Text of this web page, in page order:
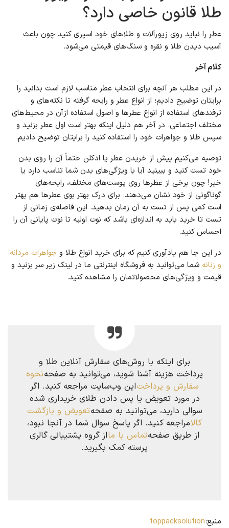
طلا قانون خاصی دارد؟
عطر را نباید روی زیورآلات و طلاهای خود اسپری کنید چون باعث
آسیب دیدن طلا و نقره و سنگ‌های قیمتی می‌شود.
کلام آخر
در این مطلب هر آنچه برای انتخاب عطر مناسب لازم است بدانید را
برایتان توضیح دادیم؛ از انواع عطر و رایحه گرفته تا نکته‌های و
ترفندهای استفاده از انواع عطرها و اصول استفاده ازآن در محیط‌های
مختلف اجتماعی. در آخر هم دلیل اینکه بهتر است اول عطر بزنید و
سپس طلا و جواهرات خود را استفاده کنید را برایتان توضیح دادیم.
توصیه می‌کنیم پیش از خریدن عطر یا ادکلن حتماً آن را روی بدن
خود تست کنید و ببینید آیا با ویژگی‌های بدن شما تناسب دارد یا
خیر! چون برخی از عطرها روی پوست‌های مختلف، رایحه‌های
گوناگونی از خود نشان می‌دهند. برای درک بهتر بوی عطرها هم بهتر
است کمی پس از تست به آن زمان بدهید. این فاصله‌ی زمانی از
تست تا خرید باید به اندازه‌ای باشد که نوت اولیه تا نوت پایانی آن را
احساس کنید.
در این جا هم یادآوری کنیم که برای خرید انواع طلا و جواهرات مردانه
و زنانه شما می‌توانید به فروشگاه اینترنتی ما در لینک زیر سر بزنید و
قیمت و ویژگی‌های محصولاتمان را مشاهده کنید.
برای اینکه با روش‌های سفارش آنلاین طلا و
پرداخت هزینه آشنا شوید، می‌توانید به صفحهنحوه
سفارش و پرداختاین وب‌سایت مراجعه کنید. اگر
در مورد تعویض یا پس دادن طلای خریداری شده
سوالی دارید، می‌توانید به صفحهتعویض و بازگشت
کالامراجعه کنید. اگر پاسخ سوال شما در آنجا نبود،
از طریق صفحهتماس با مااز گروه پشتیبانی گالری
پرسته کمک بگیرید.
منبع:toppacksolution